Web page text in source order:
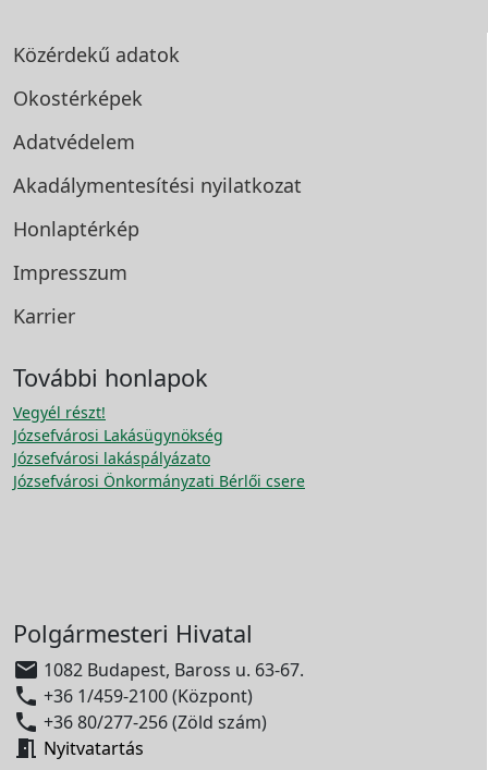
Közérdekű adatok
Okostérképek
Adatvédelem
Akadálymentesítési nyilatkozat
Honlaptérkép
Impresszum
Karrier
További honlapok
Vegyél részt!
Józsefvárosi Lakásügynökség
Józsefvárosi lakáspályázato
Józsefvárosi Önkormányzati Bérlői csere
Polgármesteri Hivatal
 1082 Budapest, Baross u. 63-67.
 +36 1/459-2100 (Központ)
 +36 80/277-256 (Zöld szám)
 Nyitvatartás